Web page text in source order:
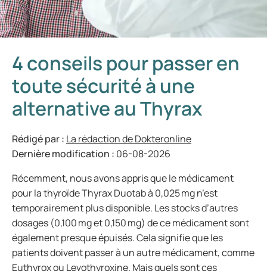
4 conseils pour passer en
toute sécurité à une
alternative au Thyrax
Rédigé par : La rédaction de Dokteronline
Dernière modification : 06-08-2026
Récemment, nous avons appris que le médicament
pour la thyroïde Thyrax Duotab à 0,025 mg n’est
temporairement plus disponible. Les stocks d’autres
dosages (0,100 mg et 0,150 mg) de ce médicament sont
également presque épuisés. Cela signifie que les
patients doivent passer à un autre médicament, comme
Euthyrox ou Levothyroxine. Mais quels sont ces